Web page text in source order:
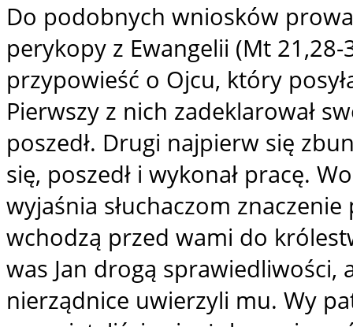
Do podobnych wniosków
perykopy z Ewangelii (Mt
przypowieść o Ojcu, który
Pierwszy z nich zadeklarował
poszedł. Drugi najpierw się
się, poszedł i wykonał pracę.
wyjaśnia słuchaczom
wchodzą przed wami do
was Jan drogą sprawiedliwości,
nierządnice uwierzyli mu. Wy